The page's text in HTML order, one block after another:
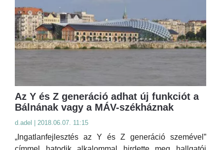
Az Y és Z generáció adhat új funkciót a
Bálnának vagy a MÁV-székháznak
d.adel | 2018.06.07. 11:15
„Ingatlanfejlesztés az Y és Z generáció szemével”